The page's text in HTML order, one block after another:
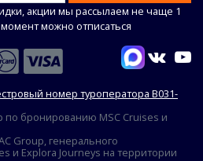
акции мы рассылаем не чаще 1
можно отписаться
номер туроператора В031-
бронированию MSC Cruises и
Group, генерального
и Explora Journeys на территории